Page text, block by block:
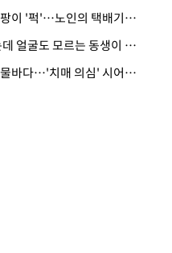
· 엘베 문 열리자 지팡이 '퍽'…노인의 택배기사 폭행 이유
· "20년 병수발했는데 얼굴도 모르는 동생이 유산 절반을"…배다른 형제 상속권 있을까
· 냄비 태우고 욕실 물바다…'치매 의심' 시어머니 검사 권유했다가 '날벼락'